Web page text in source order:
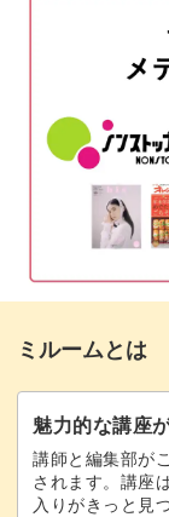
アクセントにな
でデザインがぐ
この下準備をバ
ンド形を作って
キルティングの
キルトがその先
きっちりと仕上
キルティン
スタッズを
マットトッ
ダイヤモン
完成♪
ミルームとは
魅力的な講座
講師と編集部が
されます。講座
入りがきっと見